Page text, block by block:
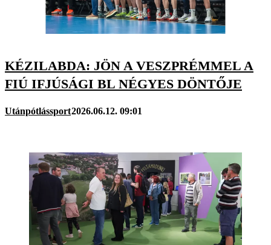
KÉZILABDA: JÖN A VESZPRÉMMEL A
FIÚ IFJÚSÁGI BL NÉGYES DÖNTŐJE
Utánpótlássport2026.06.12. 09:01